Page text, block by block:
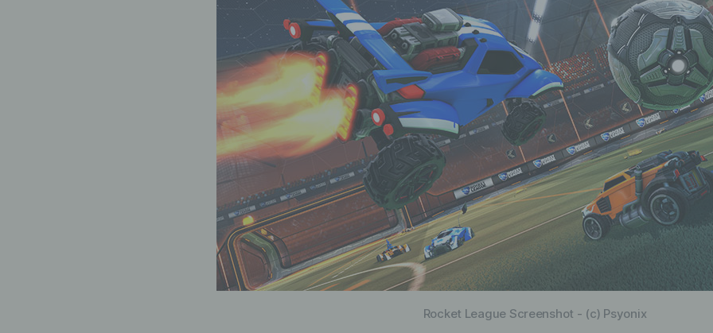
Rocket League Screenshot - (c) Psyonix